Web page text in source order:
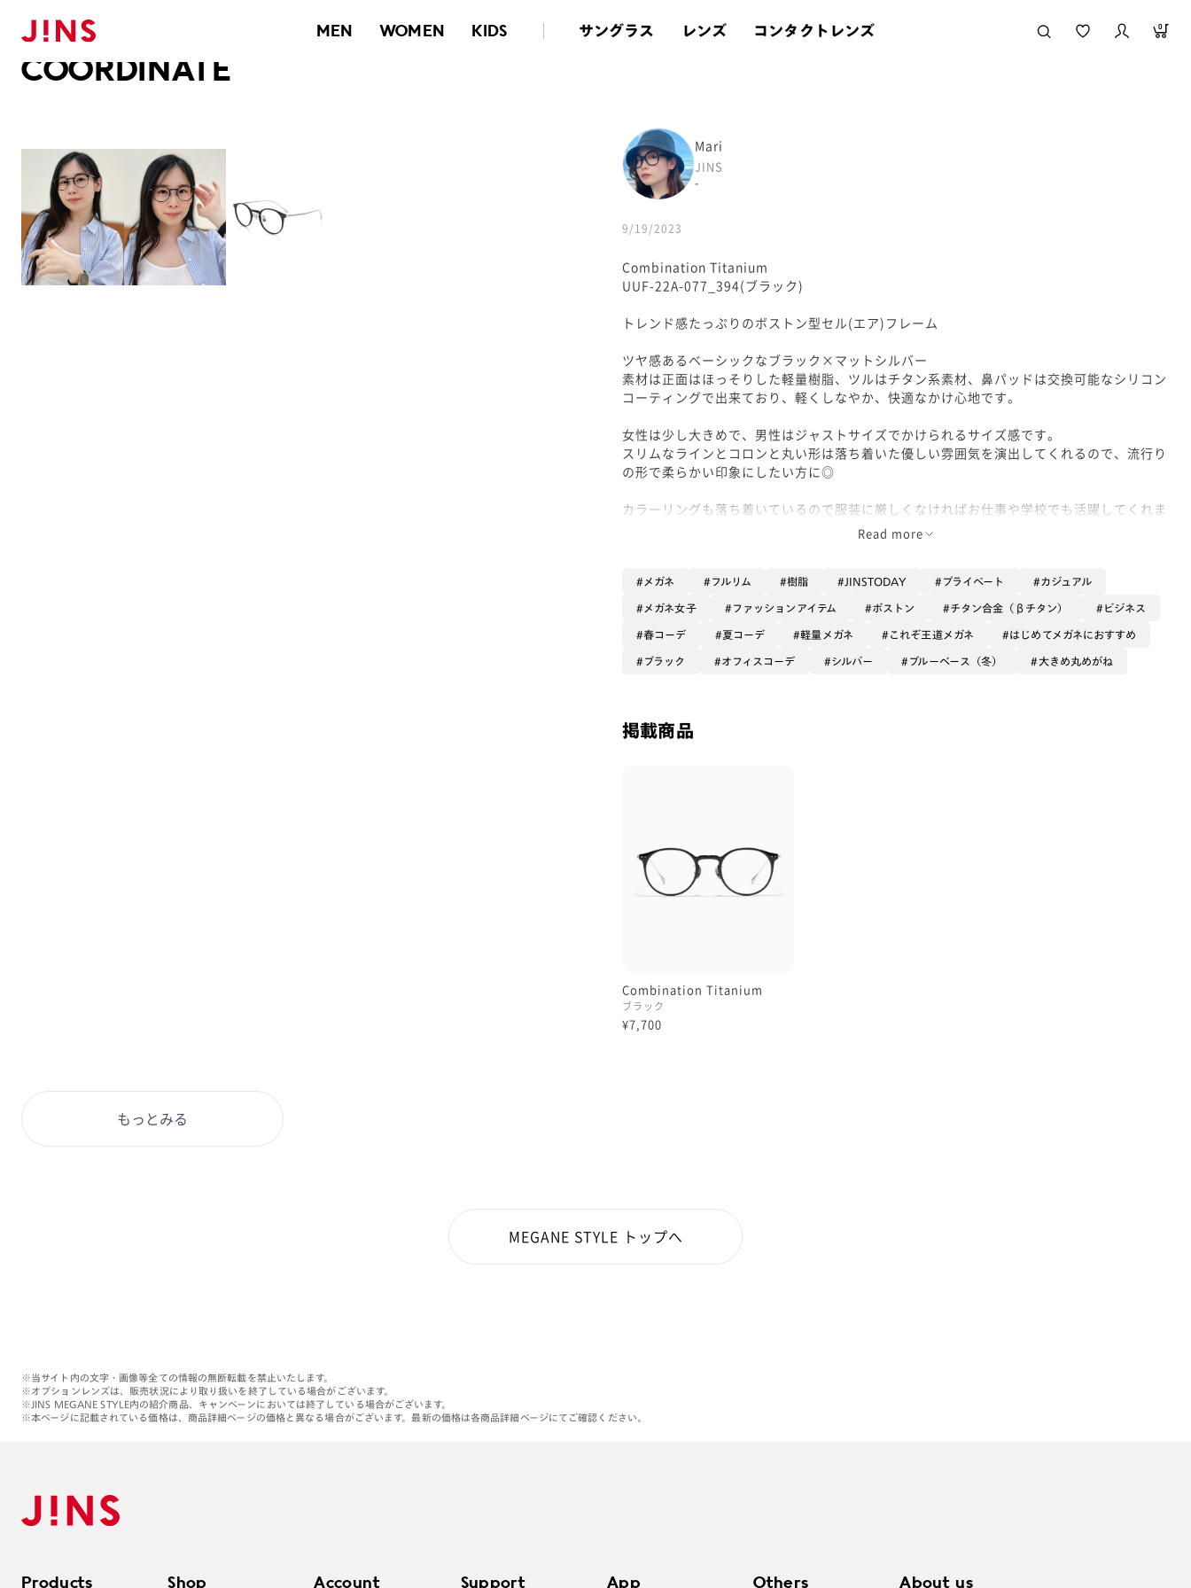
MEN WOMEN KIDS サングラス レンズ コンタクトレンズ 0
メガネのJINS TOP
COORDINATE
Mari
JINS
-
9/19/2023
Combination Titanium
UUF-22A-077_394(ブラック)
トレンド感たっぷりのボストン型セル(エア)フレーム
ツヤ感あるベーシックなブラック×マットシルバー
素材は正面はほっそりした軽量樹脂、ツルはチタン系素材、鼻パッドは交換可能なシリコン
コーティングで出来ており、軽くしなやか、快適なかけ心地です。
女性は少し大きめで、男性はジャストサイズでかけられるサイズ感です。
スリムなラインとコロンと丸い形は落ち着いた優しい雰囲気を演出してくれるので、流行り
の形で柔らかい印象にしたい方に◎
カラーリングも落ち着いているので服装に厳しくなければお仕事や学校でも活躍してくれま
オプションレンズは、毎日眼鏡を使う方向けに、レンズを拭きあげる際の傷を付きにくく、
静電気も軽減してくれて、かつ、より低反射になった【無敵コーティングレンズ】がおすす
ぜひお試しくださいませ！
Read more
メガネ フルリム 樹脂 JINSTODAY プライベート カジュアル
メガネ女子 ファッションアイテム ボストン チタン合金（βチタン） ビジネス
春コーデ 夏コーデ 軽量メガネ これぞ王道メガネ はじめてメガネにおすすめ
ブラック オフィスコーデ シルバー ブルーベース（冬） 大きめ丸めがね
掲載商品
Combination Titanium
ブラック
¥7,700
もっとみる
MEGANE STYLE トップへ
※当サイト内の文字・画像等全ての情報の無断転載を禁止いたします。
※オプションレンズは、販売状況により取り扱いを終了している場合がございます。
※JINS MEGANE STYLE内の紹介商品、キャンペーンにおいては終了している場合がございます。
※本ページに記載されている価格は、商品詳細ページの価格と異なる場合がございます。最新の価格は各商品詳細ページにてご確認ください。
Products Shop Account Support App Others About us